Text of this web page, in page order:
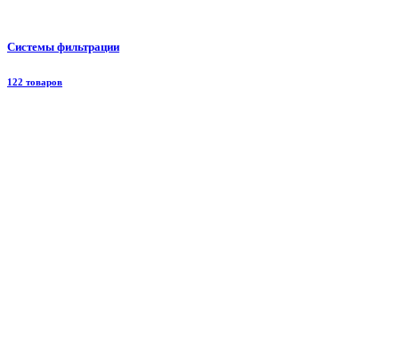
Системы фильтрации
122 товаров